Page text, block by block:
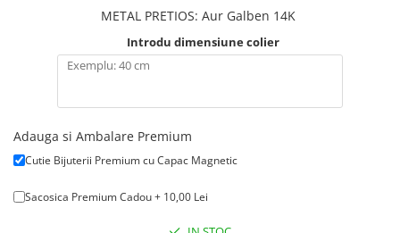
METAL PRETIOS: Aur Galben 14K
Introdu dimensiune colier
Adauga si Ambalare Premium
Cutie Bijuterii Premium cu Capac Magnetic
Sacosica Premium Cadou + 10,00 Lei